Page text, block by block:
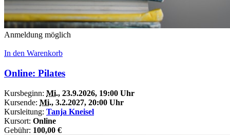
Anmeldung möglich
In den Warenkorb
Online: Pilates
Kursbeginn: Mi., 23.9.2026, 19:00 Uhr
Kursende: Mi., 3.2.2027, 20:00 Uhr
Kursleitung: Tanja Kneisel
Kursort: Online
Gebühr: 100,00 €